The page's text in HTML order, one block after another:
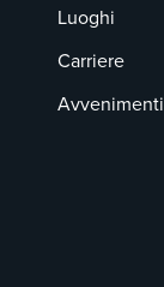
Luoghi
Carriere
Avvenimenti